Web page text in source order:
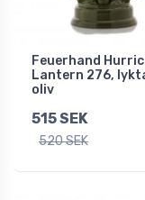
Feuerhand
Lantern 276,
oliv
515 SEK
520 SEK